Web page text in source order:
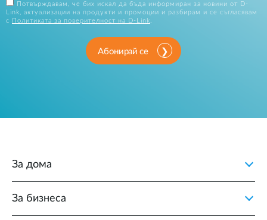
Потвърждавам, че бих искал да бъда информиран за новини от D-
Link, актуализации на продукти и промоции и разбирам и се съгласявам
с
Политиката за поверителност на D-Link
Абонирай се
За дома
За бизнеса